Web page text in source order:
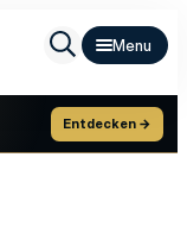
Entdecken →